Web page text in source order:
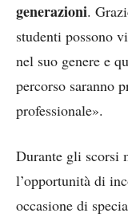
generazioni.
studenti possono
nel suo genere e
percorso saranno
professionale».
Durante gli scorsi
l’opportunità di
occasione di